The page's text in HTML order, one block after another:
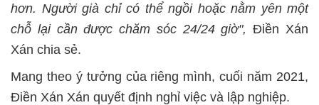
hơn. Người già chỉ có thể ngồi hoặc nằm yên một
chỗ lại cần được chăm sóc 24/24 giờ", Điền Xán
Xán chia sẻ.
Mang theo ý tưởng của riêng mình, cuối năm 2021,
Điền Xán Xán quyết định nghỉ việc và lập nghiệp.